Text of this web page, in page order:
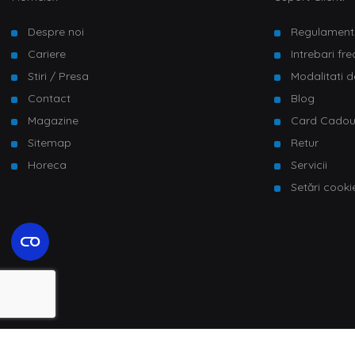
Despre noi
Cariere
Stiri / Presa
Contact
Magazine
Sitemap
Horeca
Intrebari
Modalitati
Blog
Card Cadou
Retur
Servicii
Setări